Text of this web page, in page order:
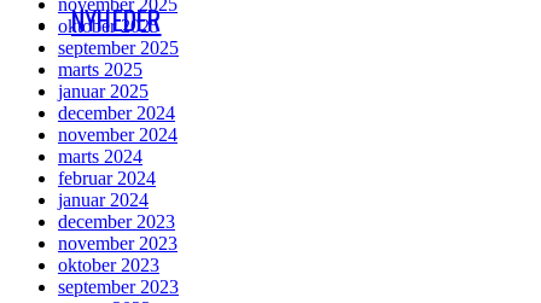
NYHEDER
oktober 2025
september 2025
marts 2025
januar 2025
december 2024
november 2024
marts 2024
februar 2024
januar 2024
december 2023
november 2023
oktober 2023
september 2023